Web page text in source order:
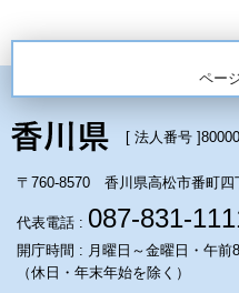
ペー
[ 法人番号 ]
〒760-8570 香川県高松市番町四
代表電話 : 087-831-
開庁時間 : 月曜日～金曜日・午前
（休日・年末年始を除く）